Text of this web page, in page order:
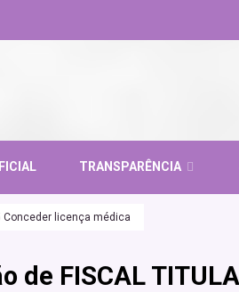
TRANSPARÊNCIA
Conceder licença médica
de FISCAL